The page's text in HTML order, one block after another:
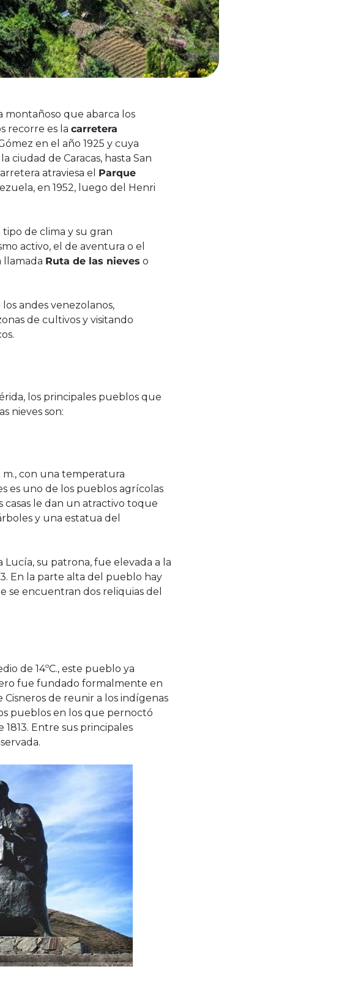
montañoso que abarca los
recorre es lacarretera
en el año 1925 y cuya
ciudad de Caracas, hasta San
atraviesa el Parque
en 1952, luego del Henri
de clima y su gran
activo, el de aventura o el
llamada Ruta de las nieves o
andes venezolanos,
de cultivos y visitando
los principales pueblos que
nieves son:
con una temperatura
es uno de los pueblos agrícolas
casas le dan un atractivo toque
y una estatua del
Lucía, su patrona, fue elevada a la
En la parte alta del pueblo hay
se encuentran dos reliquias del
de 14ºC., este pueblo ya
fue fundado formalmente en
de reunir a los indígenas
pueblos en los que pernoctó
1813. Entre sus principales